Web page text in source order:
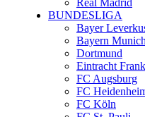
Real Madrid
BUNDESLIGA
Bayer
Bayern Munich
Dortmund
Eintracht
FC Augsburg
FC
FC Köln